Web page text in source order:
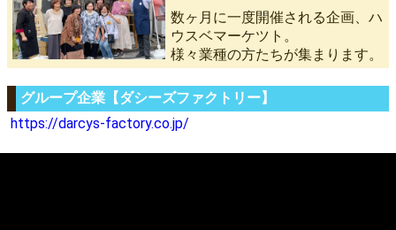
数ヶ月に一度開催される企画、ハ
ウスベマーケツト。
様々業種の方たちが集まります。
グループ企業【ダシーズファクトリー】
https://darcys-factory.co.jp/